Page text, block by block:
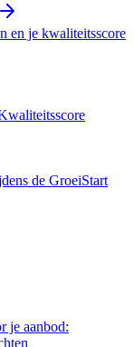
en je kwaliteitsscore
de GroeiStart
je aanbod: